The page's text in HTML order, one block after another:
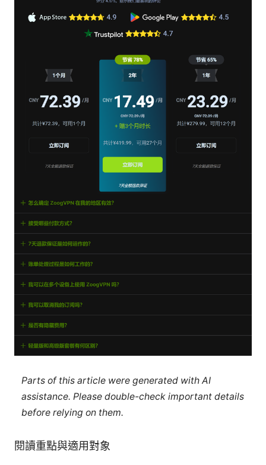
Parts of this article were generated with AI
assistance. Please double-check important details
before relying on them.
閱讀重點與適用對象